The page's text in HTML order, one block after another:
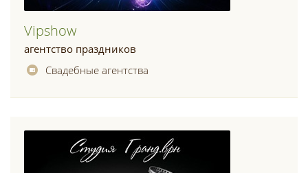
Vipshow
агентство праздников
Свадебные агентства